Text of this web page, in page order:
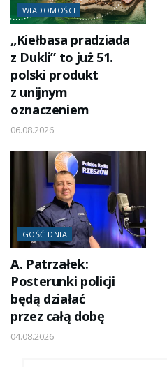
WIADOMOŚCI
„Kiełbasa pradziada
z Dukli” to już 51.
polski produkt
z unijnym
oznaczeniem
06.08.2026
GOŚĆ DNIA
A. Patrzałek:
Posterunki policji
będą działać
przez całą dobę
04.08.2026